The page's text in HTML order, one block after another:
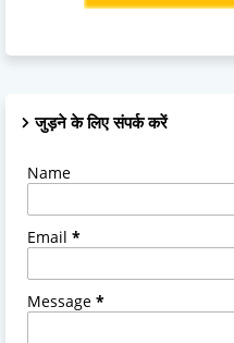
जुड़ने के लिए संपर्क करें
Name
Email *
Message *